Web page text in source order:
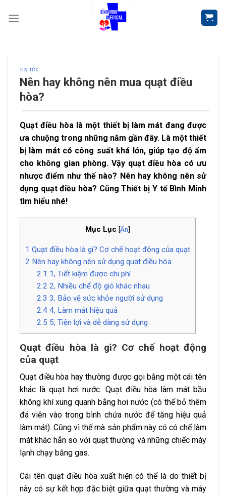
TIN TỨC
Nên hay không nên mua quạt điều
hòa?
Quạt điều hòa là một thiết bị làm mát đang được
ưa chuộng trong những năm gần đây. Là một thiết
bị làm mát có công suất khá lớn, giúp tạo độ ẩm
cho không gian phòng. Vậy quạt điều hòa có ưu
nhược điểm như thế nào? Nên hay không nên sử
dụng quạt điều hòa? Cũng Thiết bị Y tế Bình Minh
tìm hiểu nhé!
Mục Lục [Ẩn]
1 Quạt điều hòa là gì? Cơ chế hoạt động của quạt
2 Nên hay không nên sử dụng quạt điều hòa
2.1 1, Tiết kiệm được chi phí
2.2 2, Nhiều chế độ gió khác nhau
2.3 3, Bảo vệ sức khỏe người sử dụng
2.44, Làm mát hiệu quả
2.5 5, Tiện lợi và dễ dàng sử dụng
Quạt điều hòa là gì? Cơ chế hoạt động
của quạt
Quạt điều hòa hay thường được gọi bằng một cái tên
khác là quạt hơi nước. Quạt điều hòa làm mát bầu
không khí xung quanh bằng hơi nước (có thể bỏ thêm
đá viên vào trong bình chứa nước để tăng hiệu quả
làm mát). Cũng vì thế mà sản phẩm này có có chế làm
mát khác hẳn so với quạt thường và những chiếc máy
lạnh chạy bằng gas.
Cái tên quạt điều hòa xuất hiện có thể là do thiết bị
này có sự kết hợp đặc biệt giữa quạt thường và máy